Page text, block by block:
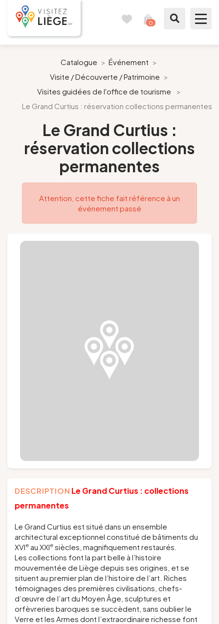
0
Comme un Liégeois
Préparer mon séjour
Nos suggestions
Agenda
Catalogue > Événement >
Visite / Découverte / Patrimoine >
Visites guidées de l'office de tourisme
>
Le Grand Curtius : réservation collections permanentes
Le Grand Curtius :
réservation collections
permanentes
Attention, cette fiche fait référence à un
événement passé
DESCRIPTION Le Grand Curtius : collections
permanentes
Le Grand Curtius est situé dans un ensemble
architectural exceptionnel constitué de bâtiments du
XVIe au XXIe siècles, magnifiquement restaurés.
Les collections font la part belle à l’histoire
mouvementée de Liège depuis ses origines, et se
situent au premier plan de l’histoire de l’art. Riches
témoignages des premières civilisations, chefs-
d’œuvre de l’art du Moyen Âge, sculptures et
orfèvreries baroques se succèdent, sans oublier le
Verre et les Armes dont l’extraordinaire richesse font